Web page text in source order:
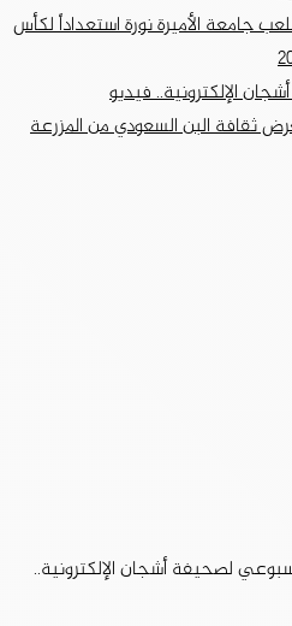
جامعة الأميرة نورة استعداداً لكأس
الإلكترونية.. فيديو
ثقافة البن السعودي من المزرعة
لصحيفة أشجان الإلكترونية..